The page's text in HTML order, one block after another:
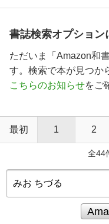
書誌検索オプション
ただいま「Amazon和
す。検索で本が見つか
こちらのお知らせをご
最初 1 2
全44